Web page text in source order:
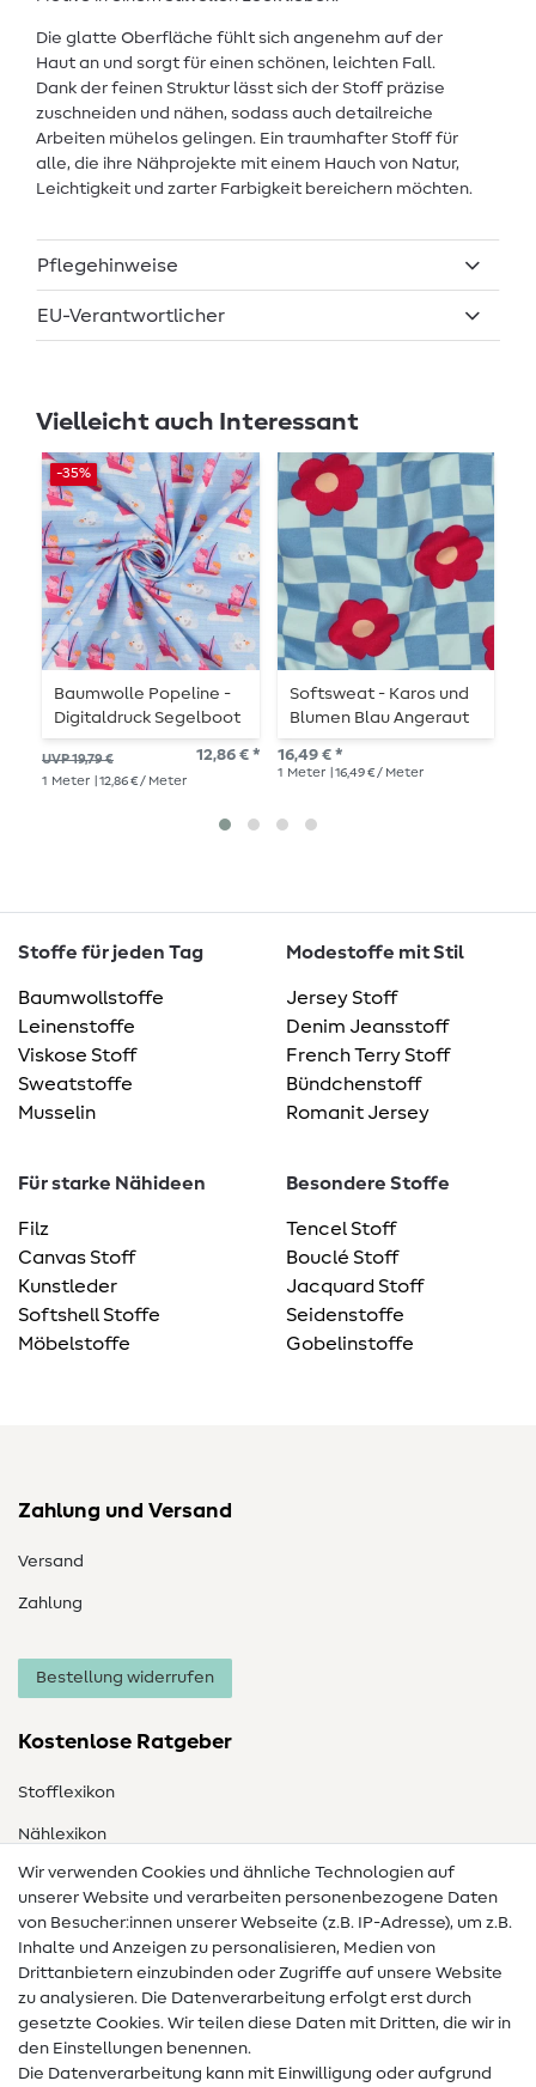
Die glatte Oberfläche fühlt sich angenehm auf der
Haut an und sorgt für einen schönen, leichten Fall.
Dank der feinen Struktur lässt sich der Stoff präzise
zuschneiden und nähen, sodass auch detailreiche
Arbeiten mühelos gelingen. Ein traumhafter Stoff für
alle, die ihre Nähprojekte mit einem Hauch von Natur,
Leichtigkeit und zarter Farbigkeit bereichern möchten.
Pflegehinweise
EU-Verantwortlicher
Vielleicht auch Interessant
-35%
Baumwolle Popeline -
Digitaldruck Segelboot
Hellblau
UVP 19,79 € 12,86 € *
1 Meter | 12,86 € / Meter
Softsweat - Karos und
Blumen Blau Angeraut
16,49 € *
1 Meter | 16,49 € / Meter
Stoffe für jeden Tag
Baumwollstoffe
Leinenstoffe
Viskose Stoff
Sweatstoffe
Musselin
Modestoffe mit Stil
Jersey Stoff
Denim Jeansstoff
French Terry Stoff
Bündchenstoff
Romanit Jersey
Für starke Nähideen
Filz
Canvas Stoff
Kunstleder
Softshell Stoffe
Möbelstoffe
Besondere Stoffe
Tencel Stoff
Bouclé Stoff
Jacquard Stoff
Seidenstoffe
Gobelinstoffe
Zahlung und Versand
Versand
Zahlung
Bestellung widerrufen
Kostenlose Ratgeber
Stofflexikon
Nählexikon
Nähanleitungen
Hilfe & Kontakt
Kontakt
Infos zum Betreiberwechsel
FAQ
Wir verwenden Cookies und ähnliche Technologien auf
unserer Website und verarbeiten personenbezogene Daten
von Besucher:innen unserer Webseite (z.B. IP-Adresse), um z.B.
Inhalte und Anzeigen zu personalisieren, Medien von
Drittanbietern einzubinden oder Zugriffe auf unsere Website
zu analysieren. Die Datenverarbeitung erfolgt erst durch
gesetzte Cookies. Wir teilen diese Daten mit Dritten, die wir in
den Einstellungen benennen.
Die Datenverarbeitung kann mit Einwilligung oder aufgrund